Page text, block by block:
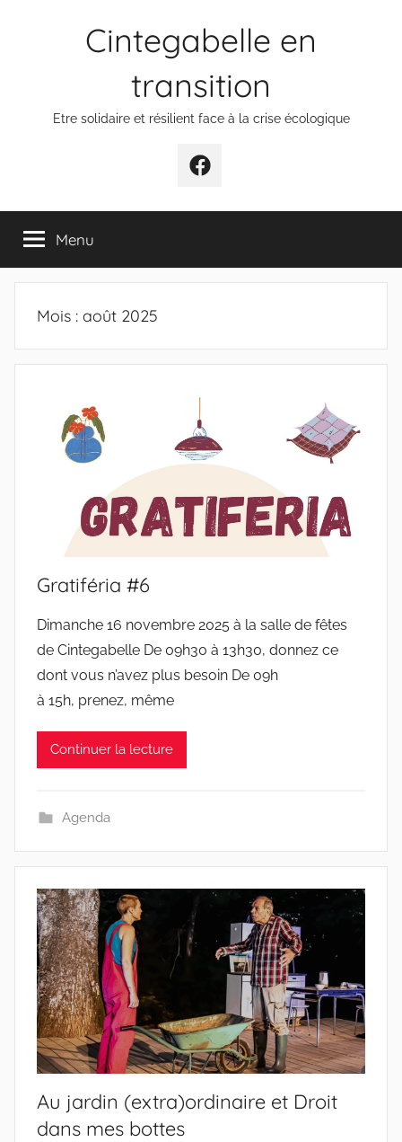
Cintegabelle en
transition
Etre solidaire et résilient face à la crise écologique
Facebook
Menu
Mois : août 2025
Gratiféria #6
Dimanche 16 novembre 2025 à la salle de fêtes
de Cintegabelle De 09h30 à 13h30, donnez ce
dont vous n’avez plus besoin De 09h
à 15h, prenez, même
Continuer la lecture
Agenda
Au jardin (extra)ordinaire et Droit
dans mes bottes